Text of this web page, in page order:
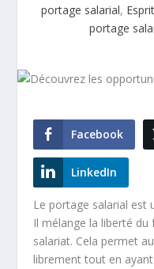
portage salarial,
portage
Facebook
LinkedIn
Le portage salarial est
Il mélange la liberté
salariat. Cela permet
librement tout en